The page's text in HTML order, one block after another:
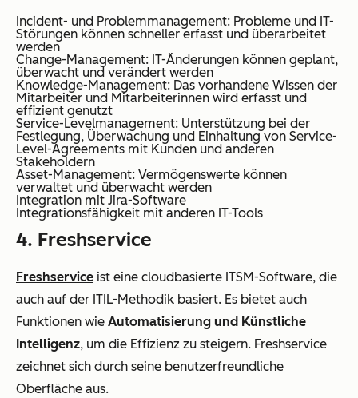
Incident- und Problemmanagement: Probleme und IT-
Störungen können schneller erfasst und überarbeitet
werden
Change-Management: IT-Änderungen können geplant,
überwacht und verändert werden
Knowledge-Management: Das vorhandene Wissen der
Mitarbeiter und Mitarbeiterinnen wird erfasst und
effizient genutzt
Service-Levelmanagement: Unterstützung bei der
Festlegung, Überwachung und Einhaltung von Service-
Level-Agreements mit Kunden und anderen
Stakeholdern
Asset-Management: Vermögenswerte können
verwaltet und überwacht werden
Integration mit Jira-Software
Integrationsfähigkeit mit anderen IT-Tools
4. Freshservice
Freshservice ist eine cloudbasierte ITSM-Software, die
auch auf der ITIL-Methodik basiert. Es bietet auch
Funktionen wie Automatisierung und Künstliche
Intelligenz, um die Effizienz zu steigern. Freshservice
zeichnet sich durch seine benutzerfreundliche
Oberfläche aus.